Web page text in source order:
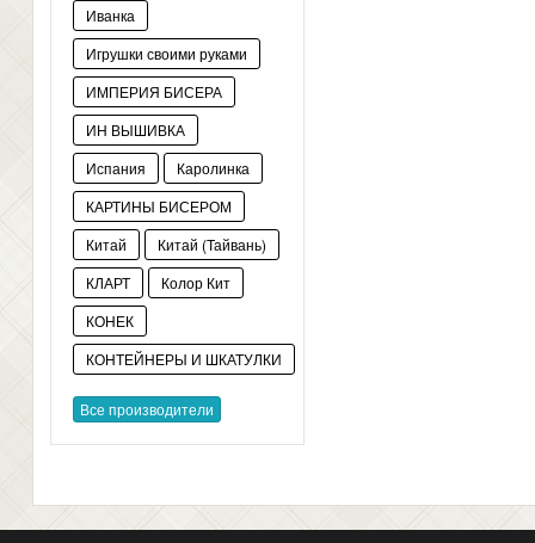
Иванка
Игрушки своими руками
ИМПЕРИЯ БИСЕРА
ИН ВЫШИВКА
Испания
Каролинка
КАРТИНЫ БИСЕРОМ
Китай
Китай (Тайвань)
КЛАРТ
Колор Кит
КОНЕК
КОНТЕЙНЕРЫ И ШКАТУЛКИ
Все производители